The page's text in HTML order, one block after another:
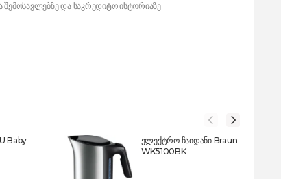
შემოსავლებზე და საკრედიტო ისტორიაზე
Baby
ელექტრო ჩაიდანი Braun
WK5100BK